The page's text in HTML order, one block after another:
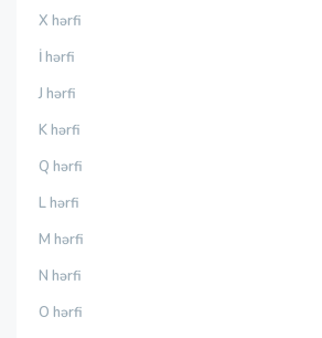
X hərfi
İ hərfi
J hərfi
K hərfi
Q hərfi
L hərfi
M hərfi
N hərfi
O hərfi